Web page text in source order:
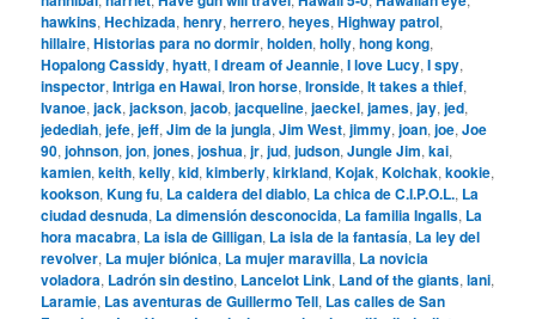
hawkins,Hechizada,henry,herrero,heyes,Highway patrol,
hillaire,Historias para no dormir,holden,holly,hong kong,
Hopalong Cassidy,hyatt,I dream of Jeannie,I love Lucy,I spy,
inspector,Intriga en Hawai,Iron horse,Ironside,It takes a thief,
Ivanoe,jack,jackson,jacob,jacqueline,jaeckel,james,jay,jed,
jedediah,jefe,jeff,Jim de la jungla,Jim West,jimmy,joan,joe,Joe
90,johnson,jon,jones,joshua,jr,jud,judson,Jungle Jim,kai,
kamien,keith,kelly,kid,kimberly,kirkland,Kojak,Kolchak,kookie,
kookson,Kung fu, La caldera del diablo, La chica de C.I.P.O.L., La
ciudad desnuda, La dimensión desconocida, La familia Ingalls, La
hora macabra, La isla de Gilligan, La isla de la fantasía, La ley del
revolver, La mujer biónica, La mujer maravilla, La novicia
voladora, Ladrón sin destino, Lancelot Link, Land of the giants,lani,
Laramie, Las aventuras de Guillermo Tell, Las calles de San